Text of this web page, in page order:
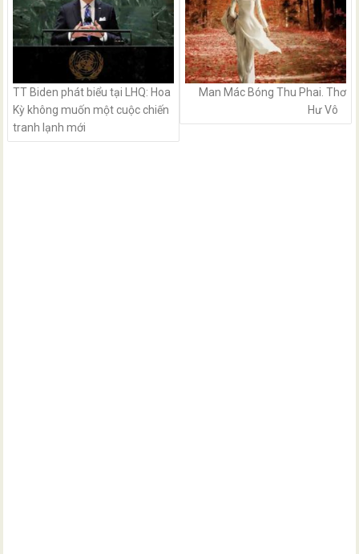
TT Biden phát biểu tại LHQ: Hoa
Kỳ không muốn một cuộc chiến
tranh lạnh mới
Man Mác Bóng Thu Phai. Thơ
Hư Vô